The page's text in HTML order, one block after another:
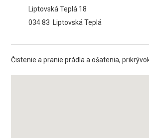
Liptovská Teplá 18
034 83
Liptovská Teplá
Čistenie a pranie prádla a ošatenia,